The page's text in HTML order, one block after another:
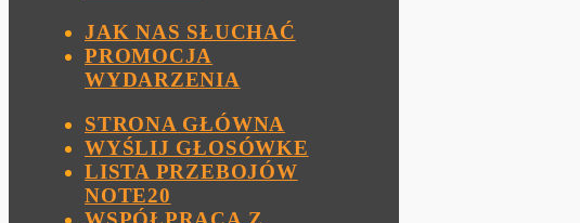
JAK NAS SŁUCHAĆ
PROMOCJA
WYDARZENIA
STRONA GŁÓWNA
WYŚLIJ GŁOSÓWKE
LISTA PRZEBOJÓW
NOTE20